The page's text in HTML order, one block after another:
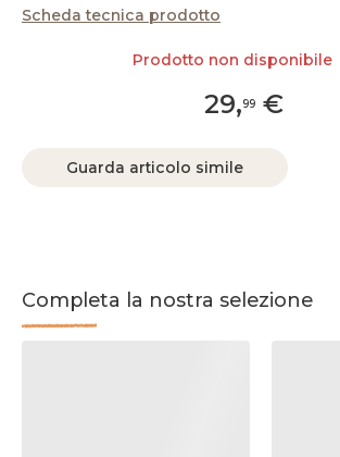
Scheda tecnica prodotto
29,99€
Guarda articolo simile
Completa la nostra selezione